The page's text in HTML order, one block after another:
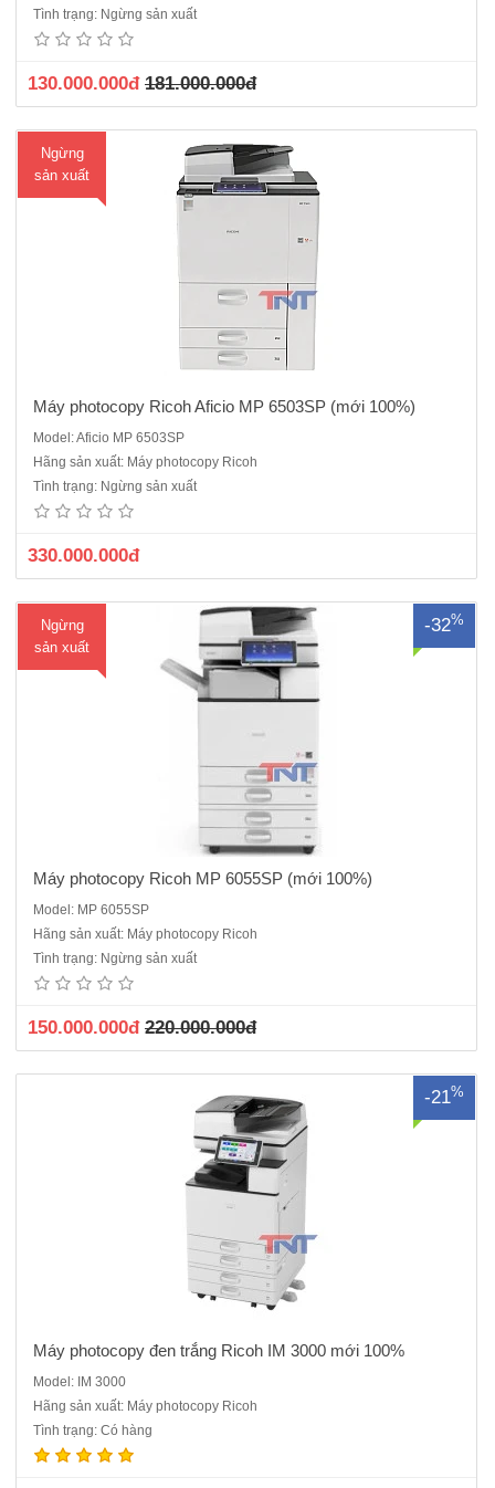
Tình trạng: Ngừng sản xuất
130.000.000đ 181.000.000đ
Ngừng
sản xuất
Máy nhập khẩu, Hàng chính hãng, nguyên đai, nguyên kiệnChức
năng chính: Copy - In - Scan- Chia bộ điện tử - Cấp hạn mức cho
người dùng - Lưu tài liệu trong máy - Kết nối trực tiếp Inter..
Máy photocopy Ricoh Aficio MP 6503SP (mới 100%)
Model: Aficio MP 6503SP
Hãng sản xuất: Máy photocopy Ricoh
Tình trạng: Ngừng sản xuất
330.000.000đ
Ngừng
sản xuất
-32%
Máy photocopy Ricoh MP 6055SP Mới 100%, Máy nhập khẩu, Hàng
chính hãng, nguyên đai, nguyên kiện Chức năng: Copy, In mạng,
Scan màu mạng, đảo mặt bản chụp , nạp đảo 2 mặt 1 lúc, chia bộ ,
cấp hạn mức sử dụng.Màn hình cảm ứng thông minh 10.1..
Máy photocopy Ricoh MP 6055SP (mới 100%)
Model: MP 6055SP
Hãng sản xuất: Máy photocopy Ricoh
Tình trạng: Ngừng sản xuất
150.000.000đ 220.000.000đ
-21%
Máy photocopy đen trắng Ricoh IM 3000 máy mới 100%, Hàng chính
hãng, Hàng nguyên đai, nguyên kiện , đầy đủ CO,CQ mới 100%Chức
năng chính: Photocopy, In mạng, Scan màu Tốc độ sao chụp liên tục:
30 bản A4 / phútMàn hình điều khiển: Màn hình cảm ứn..
Máy photocopy đen trắng Ricoh IM 3000 mới 100%
Model: IM 3000
Hãng sản xuất: Máy photocopy Ricoh
Tình trạng: Có hàng
hãng nguyên đai, nguyên kiện , CO, CQ chính hãng. Chức năng
chính: Photocopy, In mạng, Scan màu Tốc độ sao chụp liên tục: 35